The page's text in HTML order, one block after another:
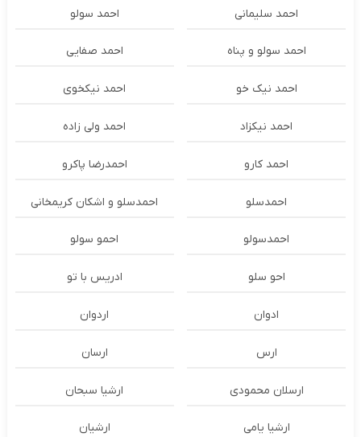
احمد سلیمانی احمد سولو
احمد سولو و پناه احمد صفایی
احمد نیک خو احمد نیکخوی
احمد نیکزاد احمد ولی زاده
احمد کارو احمدرضا پاکرو
احمدسلو احمدسلو و اشکان کریمخانی
احمدسولو احمو سولو
احو سلو ادریس با تو
ادوان اردوان
ارس ارسان
ارسلان محمودی ارشیا سبحان
ارشیا یامی ارشیان